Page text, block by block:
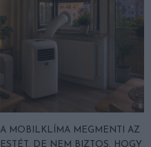
A MOBILKLÍMA MEGMENTI AZ
ESTÉT, DE NEM BIZTOS, HOGY